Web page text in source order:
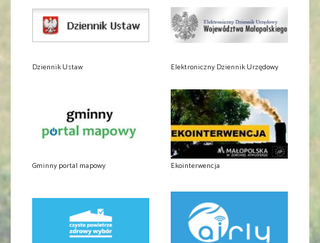
Dziennik Ustaw Elektroniczny Dziennik Urzędowy
Gminny portal mapowy Ekointerwencja